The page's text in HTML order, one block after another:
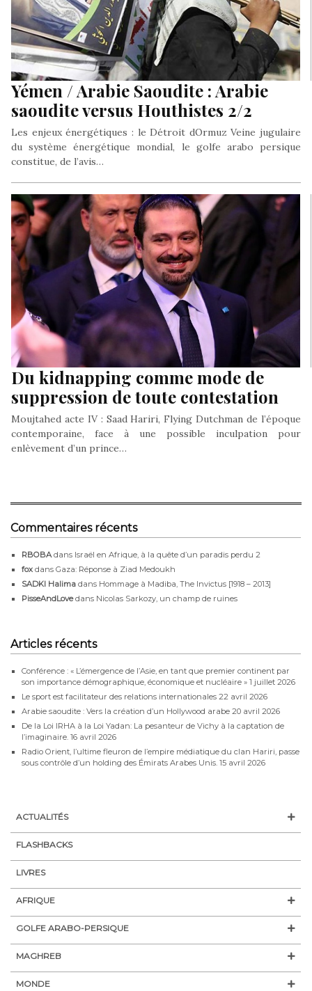
Yémen / Arabie Saoudite : Arabie
saoudite versus Houthistes 2/2
Les enjeux énergétiques : le Détroit dOrmuz Veine jugulaire
du système énergétique mondial, le golfe arabo persique
constitue, de l’avis…
Du kidnapping comme mode de
suppression de toute contestation
Moujtahed acte IV : Saad Hariri, Flying Dutchman de l’époque
contemporaine, face à une possible inculpation pour
enlèvement d’un prince…
Commentaires récents
RBOBA dans Israël en Afrique, à la quête d’un paradis perdu 2
fox dans Gaza: Réponse à Ziad Medoukh
SADKI Halima dans Hommage à Madiba, The Invictus [1918 – 2013]
PisseAndLovedans Nicolas Sarkozy, un champ de ruines
Articles récents
Conférence : « L’émergence de l’Asie, en tant que premier continent par
son importance démographique, économique et nucléaire » 1 juillet 2026
Le sport est facilitateur des relations internationales 22 avril 2026
Arabie saoudite : Vers la création d’un Hollywood arabe 20 avril 2026
De la Loi IRHA à la Loi Yadan: La pesanteur de Vichy à la captation de
l’imaginaire. 16 avril 2026
Radio Orient, l’ultime fleuron de l’empire médiatique du clan Hariri, passe
sous contrôle d’un holding des Émirats Arabes Unis. 15 avril 2026
ACTUALITÉS
FLASHBACKS
LIVRES
AFRIQUE
GOLFE ARABO-PERSIQUE
MAGHREB
MONDE